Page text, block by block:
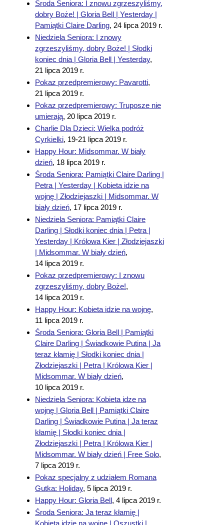
Środa Seniora: I znowu zgrzeszyliśmy,
dobry Boże! | Gloria Bell | Yesterday |
Pamiątki Claire Darling, 24 lipca 2019 r.
Niedziela Seniora: I znowy
zgrzeszyliśmy, dobry Boże! | Słodki
koniec dnia | Gloria Bell | Yesterday,
21 lipca 2019 r.
Pokaz przedpremierowy: Pavarotti,
21 lipca 2019 r.
Pokaz przedpremierowy: Truposze nie
umierają, 20 lipca 2019 r.
Charlie Dla Dzieci: Wielka podróż
Cyrkielki, 19-21 lipca 2019 r.
Happy Hour: Midsommar. W biały
dzień, 18 lipca 2019 r.
Środa Seniora: Pamiątki Claire Darling |
Petra | Yesterday | Kobieta idzie na
wojnę | Złodziejaszki | Midsommar. W
biały dzień, 17 lipca 2019 r.
Niedziela Seniora: Pamiątki Claire
Darling | Słodki koniec dnia | Petra |
Yesterday | Królowa Kier | Złodziejaszki
| Midsommar. W biały dzień,
14 lipca 2019 r.
Pokaz przedpremierowy: I znowu
zgrzeszyliśmy, dobry Boże!,
14 lipca 2019 r.
Happy Hour: Kobieta idzie na wojnę,
11 lipca 2019 r.
Środa Seniora: Gloria Bell | Pamiątki
Claire Darling | Świadkowie Putina | Ja
teraz kłamię | Słodki koniec dnia |
Złodziejaszki | Petra | Królowa Kier |
Midsommar. W biały dzień,
10 lipca 2019 r.
Niedziela Seniora: Kobieta idze na
wojnę | Gloria Bell | Pamiątki Claire
Darling | Świadkowie Putina | Ja teraz
kłamię | Słodki koniec dnia |
Złodziejaszki | Petra | Królowa Kier |
Midsommar. W biały dzień | Free Solo,
7 lipca 2019 r.
Pokaz specjalny z udziałem Romana
Gutka: Holiday, 5 lipca 2019 r.
Happy Hour: Gloria Bell, 4 lipca 2019 r.
Środa Seniora: Ja teraz kłamię |
Kobieta idzie na wojnę | Oszustki |